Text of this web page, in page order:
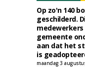
Op zo'n 140
geschilderd.
gemeente
aan dat het
is
maandag 3